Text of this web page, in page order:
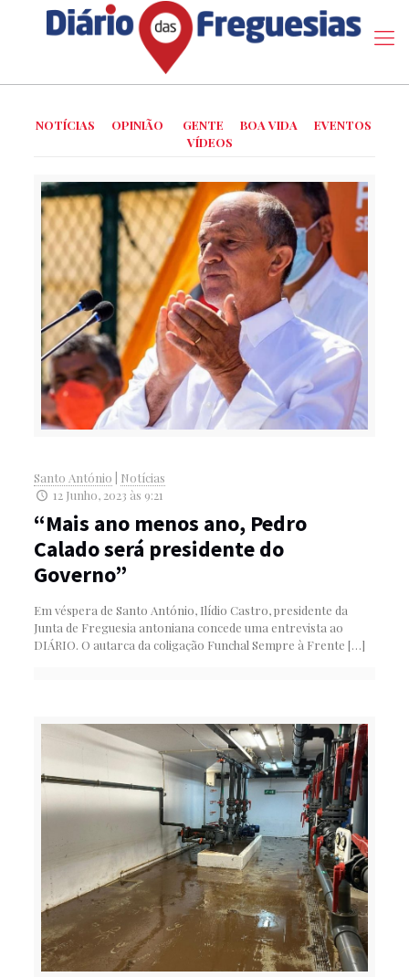
NOTÍCIAS OPINIÃO GENTE BOA VIDA
EVENTOS
VÍDEOS
Santo António
Notícias
12 Junho, 2023 às 9:21
“Mais ano menos ano, Pedro
Calado será presidente do
Governo”
Em véspera de Santo António, Ilídio Castro, presidente da
Junta de Freguesia antoniana concede uma entrevista ao
DIÁRIO. O autarca da coligação Funchal Sempre à Frente […]